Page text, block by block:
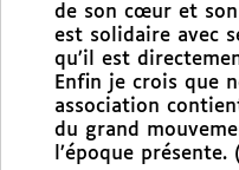
de son cœur et son
est solidaire avec
qu’il est
Enfin je crois que
association
du grand
l’époque présente.